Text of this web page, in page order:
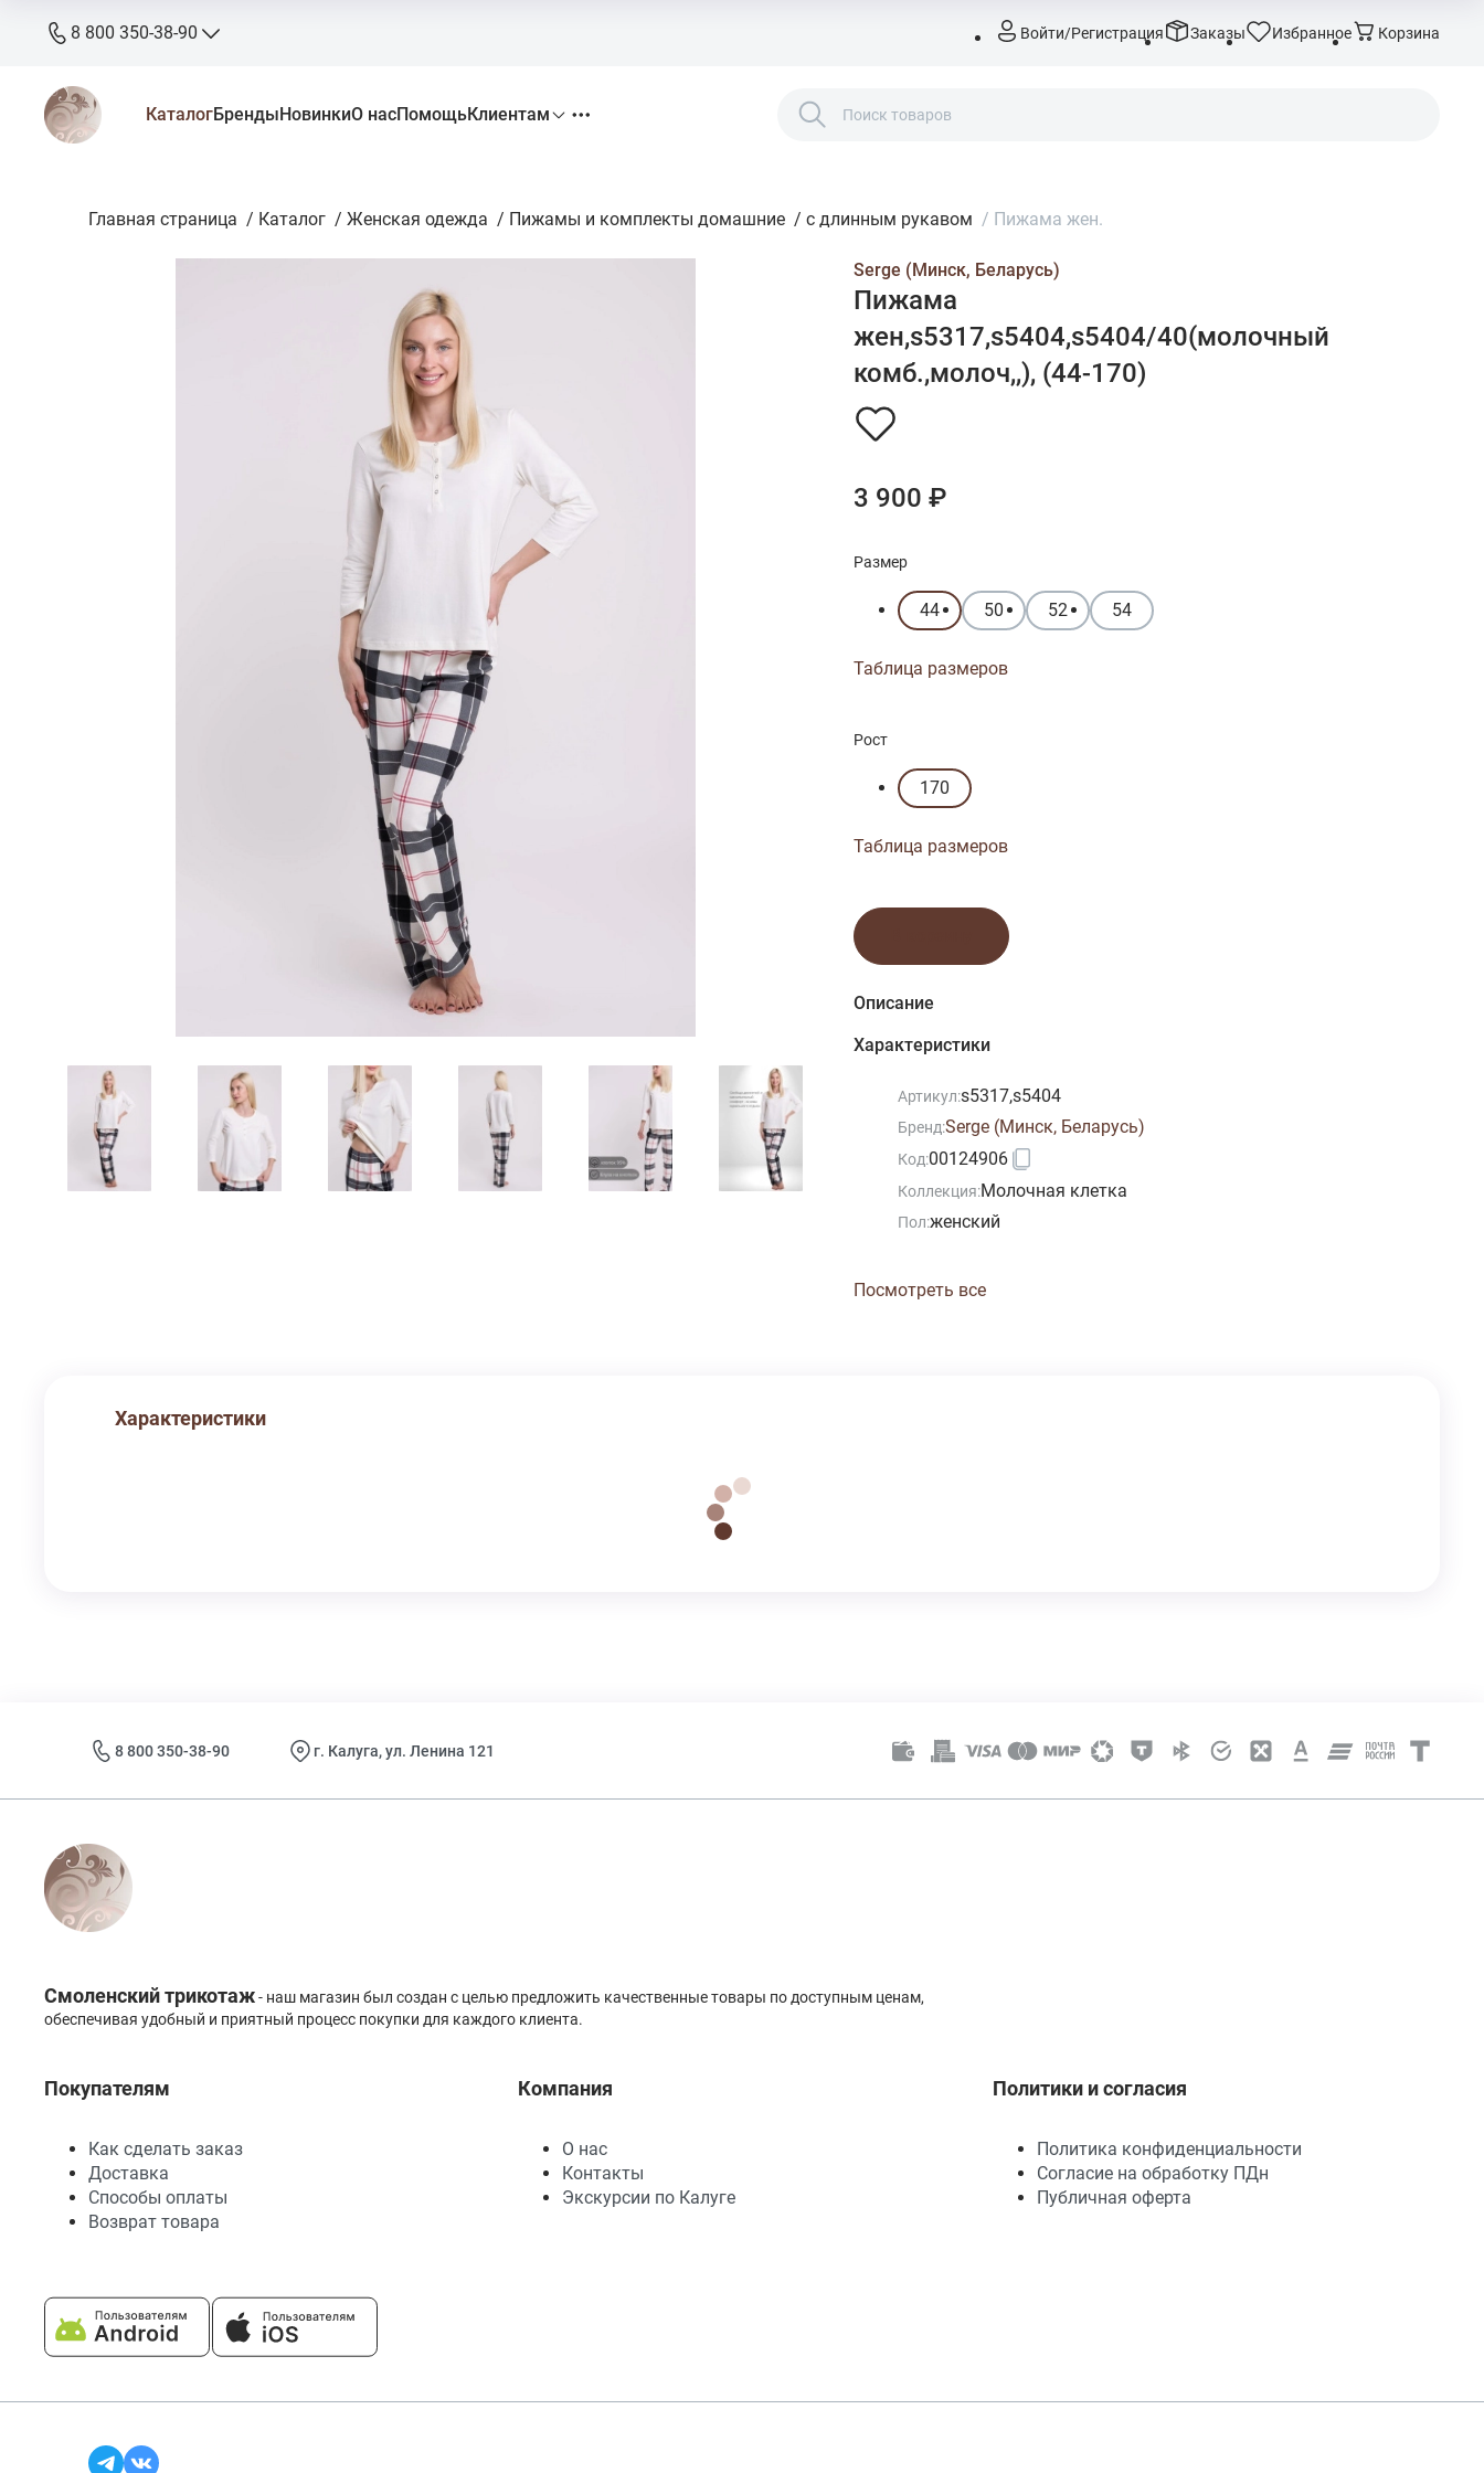
8 800 350-38-90
бесплатно
zakaz@stkaluga.ru
Пн - Вс: 10:00 - 18:00
Войти/Регистрация Заказы Избранное Корзина
КаталогБрендыНовинкиО насПомощьКлиентам
Главная страница / Каталог / Женская одежда / Пижамы и комплекты домашние / с длинным рукавом / Пижама жен.
Serge (Минск, Беларусь)
Пижама
жен,s5317,s5404,s5404/40(молочный
комб.,молоч,,), (44-170)
3 900 ₽
Размер
44 50 52 54
Таблица размеров
Рост
170
Таблица размеров
Описание
Характеристики
Артикул:s5317,s5404
Бренд:Serge (Минск, Беларусь)
Код:00124906
Коллекция:Молочная клетка
Пол:женский
Посмотреть все
Характеристики
8 800 350-38-90 г. Калуга, ул. Ленина 121
Смоленский трикотаж- наш магазин был создан с целью предложить качественные товары по доступным ценам,
обеспечивая удобный и приятный процесс покупки для каждого клиента.
Покупателям
Как сделать заказ
Доставка
Способы оплаты
Возврат товара
Компания
О нас
Контакты
Экскурсии по Калуге
Политики и согласия
Политика конфиденциальности
Согласие на обработку ПДн
Публичная оферта